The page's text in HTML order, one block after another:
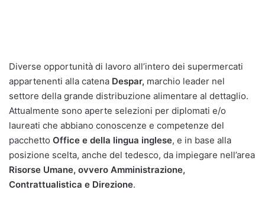
Diverse opportunità di lavoro all’intero dei supermercati
appartenenti alla catena Despar, marchio leader nel
settore della grande distribuzione alimentare al dettaglio.
Attualmente sono aperte selezioni per diplomati e/o
laureati che abbiano conoscenze e competenze del
pacchetto Office e della lingua inglese, e in base alla
posizione scelta, anche del tedesco, da impiegare nell’area
Risorse Umane, ovvero Amministrazione,
Contrattualistica e Direzione.